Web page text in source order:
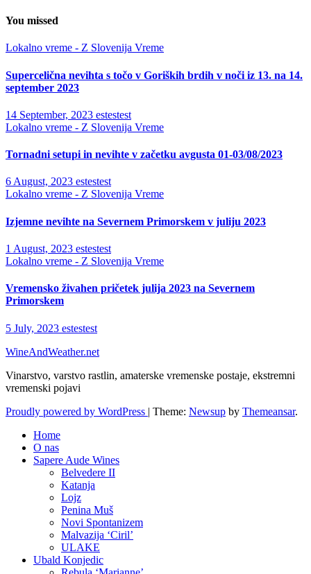
You missed
Lokalno vreme - Z Slovenija Vreme
Supercelična nevihta s točo v Goriških brdih v noči iz 13. na 14.
september 2023
14 September, 2023 estestest
Lokalno vreme - Z Slovenija Vreme
Tornadni setupi in nevihte v začetku avgusta 01-03/08/2023
6 August, 2023 estestest
Lokalno vreme - Z Slovenija Vreme
Izjemne nevihte na Severnem Primorskem v juliju 2023
1 August, 2023 estestest
Lokalno vreme - Z Slovenija Vreme
Vremensko živahen pričetek julija 2023 na Severnem
Primorskem
5 July, 2023 estestest
WineAndWeather.net
Vinarstvo, varstvo rastlin, amaterske vremenske postaje, ekstremni
vremenski pojavi
Proudly powered by WordPress | Theme: Newsup by Themeansar.
Home
O nas
Sapere Aude Wines
Belvedere II
Katanja
Lojz
Penina Muš
Novi Spontanizem
Malvazija ‘Ciril’
ULAKE
Ubald Konjedic